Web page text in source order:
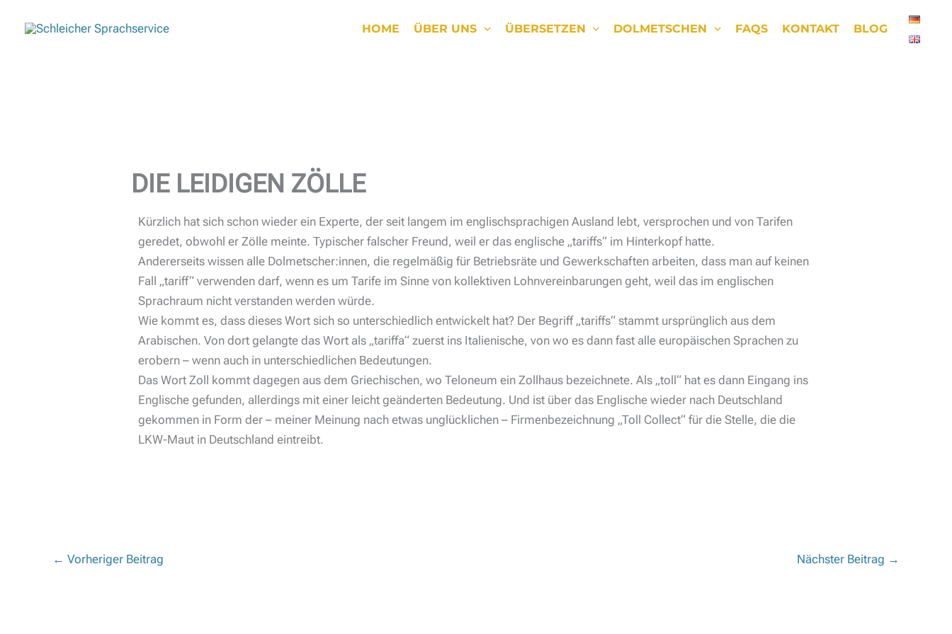
Inhalt
HOME ÜBER UNS ÜBERSETZEN DOLMETSCHEN FAQS KONTAKT BLOG
DIE LEIDIGEN ZÖLLE
Kürzlich hat sich schon wieder ein Experte, der seit langem im englischsprachigen Ausland lebt, versprochen und von Tarifen
geredet, obwohl er Zölle meinte. Typischer falscher Freund, weil er das englische „tariffs“ im Hinterkopf hatte.
Andererseits wissen alle Dolmetscher:innen, die regelmäßig für Betriebsräte und Gewerkschaften arbeiten, dass man auf keinen
Fall „tariff“ verwenden darf, wenn es um Tarife im Sinne von kollektiven Lohnvereinbarungen geht, weil das im englischen
Sprachraum nicht verstanden werden würde.
Wie kommt es, dass dieses Wort sich so unterschiedlich entwickelt hat? Der Begriff „tariffs“ stammt ursprünglich aus dem
Arabischen. Von dort gelangte das Wort als „tariffa“ zuerst ins Italienische, von wo es dann fast alle europäischen Sprachen zu
erobern – wenn auch in unterschiedlichen Bedeutungen.
Das Wort Zoll kommt dagegen aus dem Griechischen, wo Teloneum ein Zollhaus bezeichnete. Als „toll“ hat es dann Eingang ins
Englische gefunden, allerdings mit einer leicht geänderten Bedeutung. Und ist über das Englische wieder nach Deutschland
gekommen in Form der – meiner Meinung nach etwas unglücklichen – Firmenbezeichnung „Toll Collect“ für die Stelle, die die
LKW-Maut in Deutschland eintreibt.
← Vorheriger Beitrag Nächster Beitrag →